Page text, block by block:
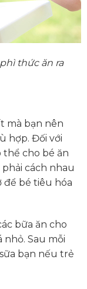
thức ăn ra
mà bạn nên
hợp. Đối với
cho bé ăn
cách nhau
để bé tiêu hóa
bữa ăn cho
Sau mỗi
bạn nếu trẻ